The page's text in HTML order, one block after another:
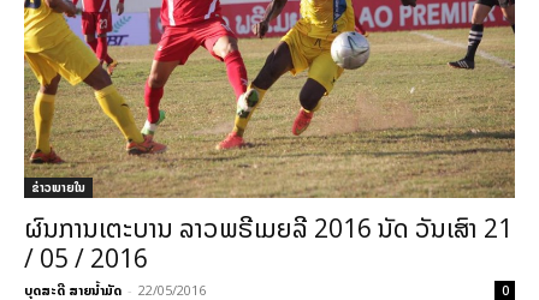
ຂ່າວພາຍ​ໃນ
ຜົນການເຕະບານ ລາວພຣີເມຍລີ 2016 ນັດ ວັນເສົາ 21
/ 05 / 2016
ບຸດສະດີ ສາຍນ້ຳມັດ - 22/05/2016 0